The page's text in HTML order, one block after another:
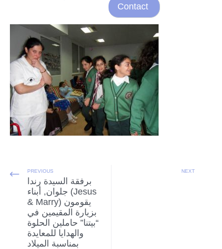
Contact
PREVIOUS
برفقة السيدة رندا
جلوان, أبناء (Jesus
& Marry) يقومون
بزيارة المقيمين في
“بيتنا” حاملين الحلوة
والهدايا للمعايدة
بمناسبة الميلاد
NEXT